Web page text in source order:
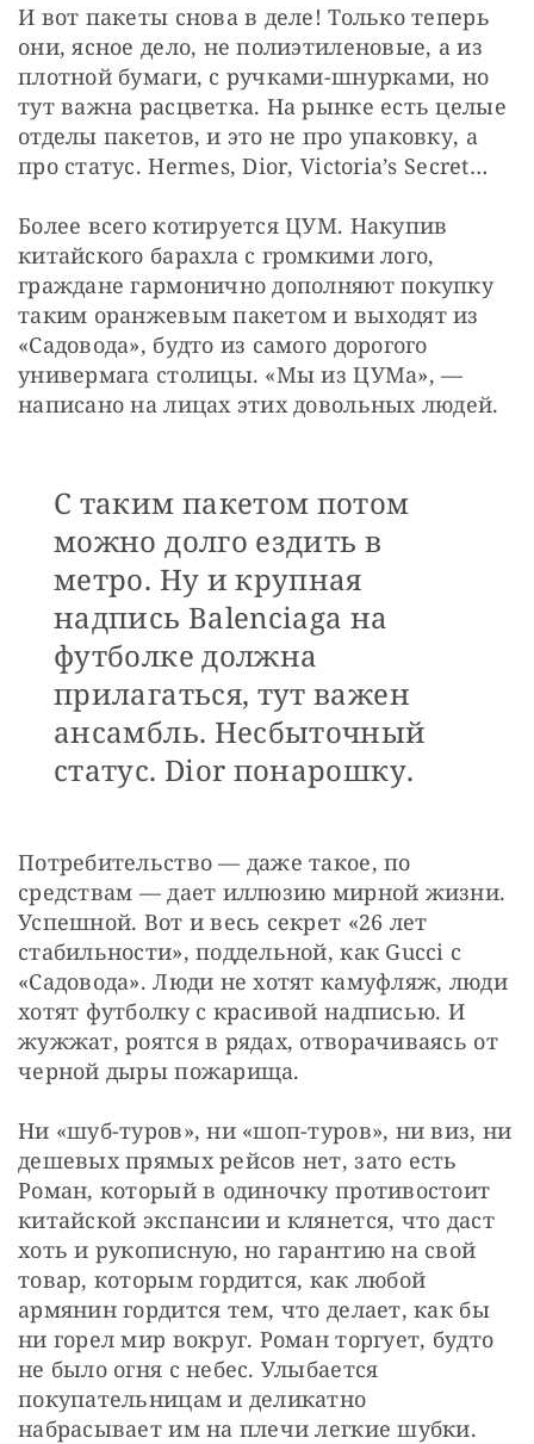
И вот пакеты снова в деле! Только теперь
они, ясное дело, не полиэтиленовые, а из
плотной бумаги, с ручками-шнурками, но
тут важна расцветка. На рынке есть целые
отделы пакетов, и это не про упаковку, а
про статус. Hermes, Dior, Victoria’s Secret…
Более всего котируется ЦУМ. Накупив
китайского барахла с громкими лого,
граждане гармонично дополняют покупку
таким оранжевым пакетом и выходят из
«Садовода», будто из самого дорогого
универмага столицы. «Мы из ЦУМа», —
написано на лицах этих довольных людей.
С таким пакетом потом
можно долго ездить в
метро. Ну и крупная
надпись Balenciaga на
футболке должна
прилагаться, тут важен
ансамбль. Несбыточный
статус. Dior понарошку.
Потребительство — даже такое, по
средствам — дает иллюзию мирной жизни.
Успешной. Вот и весь секрет «26 лет
стабильности», поддельной, как Gucci с
«Садовода». Люди не хотят камуфляж, люди
хотят футболку с красивой надписью. И
жужжат, роятся в рядах, отворачиваясь от
черной дыры пожарища.
Ни «шуб-туров», ни «шоп-туров», ни виз, ни
дешевых прямых рейсов нет, зато есть
Роман, который в одиночку противостоит
китайской экспансии и клянется, что даст
хоть и рукописную, но гарантию на свой
товар, которым гордится, как любой
армянин гордится тем, что делает, как бы
ни горел мир вокруг. Роман торгует, будто
не было огня с небес. Улыбается
покупательницам и деликатно
набрасывает им на плечи легкие шубки.